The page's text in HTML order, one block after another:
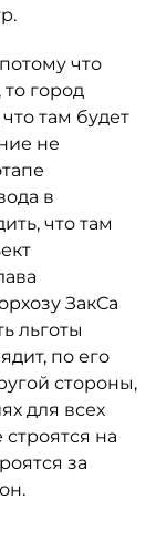
что
город
там будет
не
в
что там
ЗакСа
льготы
по его
стороны,
для всех
на
за